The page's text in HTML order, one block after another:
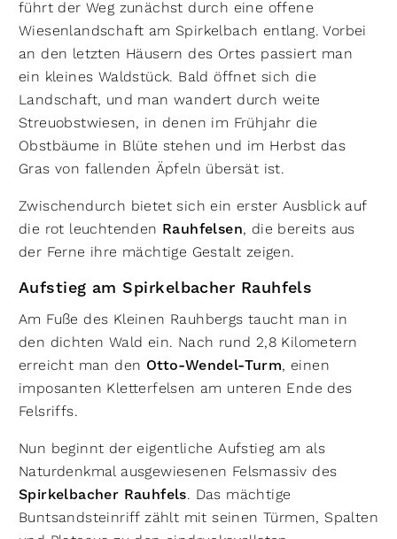
führt der Weg zunächst durch eine offene
Wiesenlandschaft am Spirkelbach entlang. Vorbei
an den letzten Häusern des Ortes passiert man
ein kleines Waldstück. Bald öffnet sich die
Landschaft, und man wandert durch weite
Streuobstwiesen, in denen im Frühjahr die
Obstbäume in Blüte stehen und im Herbst das
Gras von fallenden Äpfeln übersät ist.
Zwischendurch bietet sich ein erster Ausblick auf
die rot leuchtenden Rauhfelsen, die bereits aus
der Ferne ihre mächtige Gestalt zeigen.
Aufstieg am Spirkelbacher Rauhfels
Am Fuße des Kleinen Rauhbergs taucht man in
den dichten Wald ein. Nach rund 2,8 Kilometern
erreicht man den Otto-Wendel-Turm, einen
imposanten Kletterfelsen am unteren Ende des
Felsriffs.
Nun beginnt der eigentliche Aufstieg am als
Naturdenkmal ausgewiesenen Felsmassiv des
Spirkelbacher Rauhfels. Das mächtige
Buntsandsteinriff zählt mit seinen Türmen, Spalten